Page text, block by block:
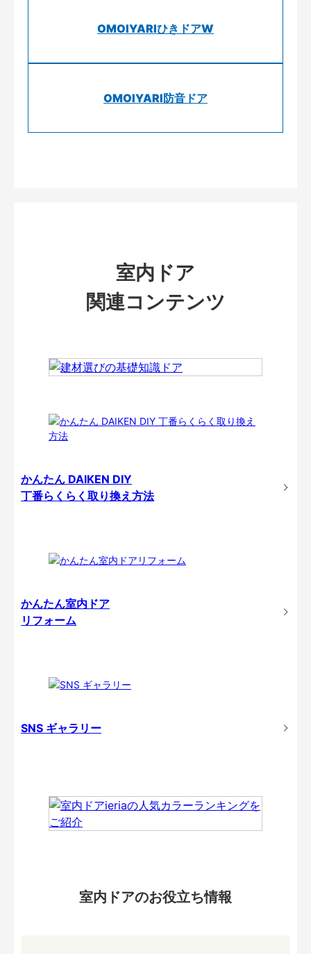
OMOIYARIひきドアW
OMOIYARI防音ドア
室内ドア
関連コンテンツ
かんたん DAIKEN DIY
丁番らくらく取り換え方法
かんたん室内ドア
リフォーム
SNS ギャラリー
室内ドアのお役立ち情報